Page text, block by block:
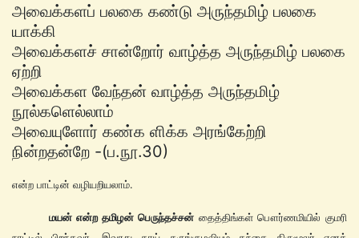
அவைக்களப் பலகை கண்டு அருந்தமிழ் பலகை
யாக்கி
அவைக்களச் சான்றோர் வாழ்த்த அருந்தமிழ் பலகை
ஏற்றி
அவைக்கள வேந்தன் வாழ்த்த அருந்தமிழ்
நூல்களெல்லாம்
அவையுளோர் கண்க ளிக்க அரங்கேற்றி
நின்றதன்றே -(ப.நூ.30)
என்ற பாட்டின் வழியறியலாம்.
மயன் என்ற தமிழன் பெருந்தச்சன் தைத்திங்கள் பௌர்ணமியில் குமரி